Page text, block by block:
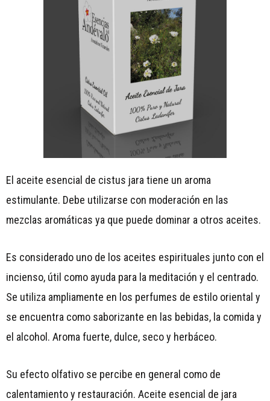
El aceite esencial de cistus jara tiene un aroma
estimulante. Debe utilizarse con moderación en las
mezclas aromáticas ya que puede dominar a otros aceites.
Es considerado uno de los aceites espirituales junto con el
incienso, útil como ayuda para la meditación y el centrado.
Se utiliza ampliamente en los perfumes de estilo oriental y
se encuentra como saborizante en las bebidas, la comida y
el alcohol. Aroma fuerte, dulce, seco y herbáceo.
Su efecto olfativo se percibe en general como de
calentamiento y restauración. Aceite esencial de jara